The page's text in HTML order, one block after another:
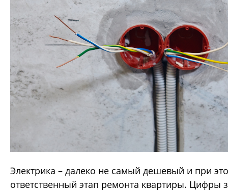
Электрика – далеко не самый дешевый и при
ответственный этап ремонта квартиры. Цифры